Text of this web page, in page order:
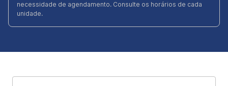
necessidade de agendamento. Consulte os horários de cada
unidade.